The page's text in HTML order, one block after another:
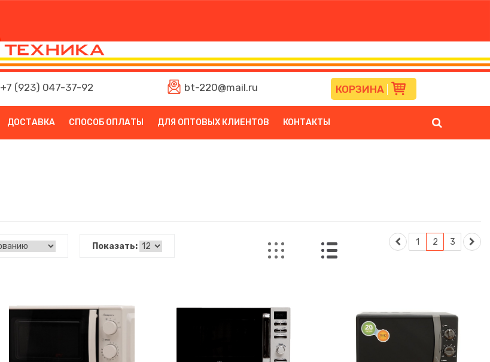
+7 (923) 047-37-92 bt-220@mail.ru КОРЗИНА
ДОСТАВКА СПОСОБ ОПЛАТЫ ДЛЯ ОПТОВЫХ КЛИЕНТОВ КОНТАКТЫ
Показать: 1 2 3